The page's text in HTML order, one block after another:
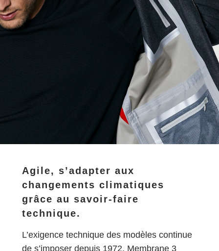
Agile, s’adapter aux
changements climatiques
grâce au savoir-faire
technique.
L’exigence technique des modèles continue
de s’imposer depuis 1972. Membrane 3